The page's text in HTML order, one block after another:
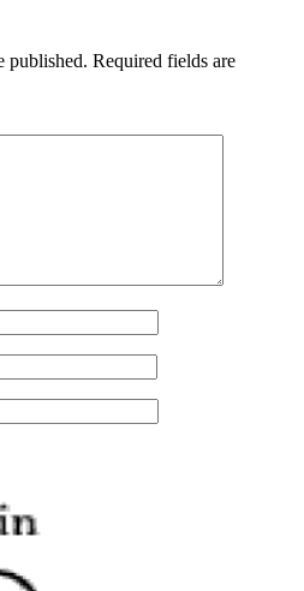
published. Required fields are